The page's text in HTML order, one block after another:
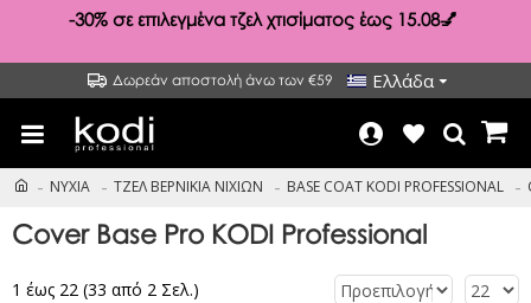
-30% σε επιλεγμένα τζελ χτισίματος έως 15.08💅
Δωρεάν αποστολή άνω των €59 Ελλάδα
ΝΥΧΙΑ ΤΖΕΛ ΒΕΡΝΙΚΙΑ ΝΙΧΙΩΝ BASE COAT KODI PROFESSIONAL
Cover Base Pro KODI Professional
1 έως 22 (33 από 2 Σελ.)